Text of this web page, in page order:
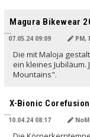
Magura Bikewear
07.05.24 09:09 PM,
Die mit Maloja
ein kleines
Mountains".
X-Bionic
10.04.24 08:17